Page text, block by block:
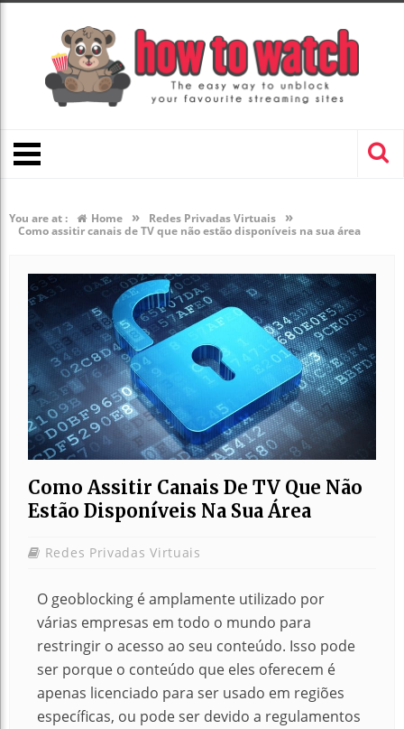
You are at : Home » Redes Privadas Virtuais »
Como assitir canais de TV que não estão disponíveis na sua área
Como Assitir Canais De TV Que Não
Estão Disponíveis Na Sua Área
Redes Privadas Virtuais
O geoblocking é amplamente utilizado por
várias empresas em todo o mundo para
restringir o acesso ao seu conteúdo. Isso pode
ser porque o conteúdo que eles oferecem é
apenas licenciado para ser usado em regiões
específicas, ou pode ser devido a regulamentos